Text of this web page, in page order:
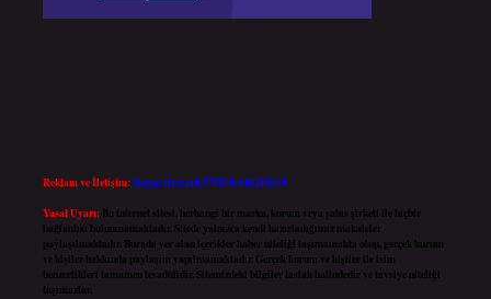
Reklam ve İletişim:Skype: live:.cid.575569c608265c69
Yasal Uyarı: Bu internet sitesi, herhangi bir marka, kurum veya şahıs şirketi ile hiçbir
bağlantısı bulunmamaktadır. Sitede yalnızca kendi hazırladığımız makaleler
paylaşılmaktadır. Burada yer alan içerikler haber niteliği taşımamakta olup, gerçek kurum
ve kişiler hakkında paylaşım yapılmamaktadır. Gerçek kurum ve kişiler ile isim
benzerlikleri tamamen tesadüfidir. Sitemizdeki bilgiler taslak halindedir ve tavsiye niteliği
taşımazlar.